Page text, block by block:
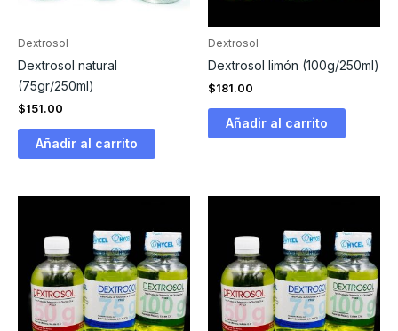
Dextrosol
Dextrosol natural
(75gr/250ml)
$151.00
Añadir al carrito
Dextrosol
Dextrosol limón (100g/250ml)
$181.00
Añadir al carrito